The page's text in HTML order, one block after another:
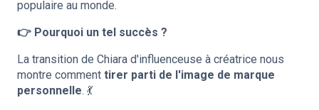
populaire au monde.
👉 Pourquoi un tel succès ?
La transition de Chiara d'influenceuse à créatrice nous
montre comment tirer parti de l'image de marque
personnelle. 💃